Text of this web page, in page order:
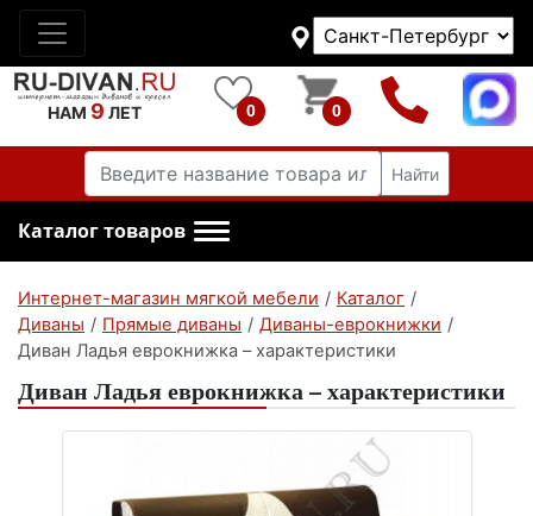
НАМ 9 ЛЕТ 0 0
Найти
Каталог товаров
Интернет-магазин мягкой мебели / Каталог /
Диваны / Прямые диваны / Диваны-еврокнижки /
Диван Ладья еврокнижка – характеристики
Диван Ладья еврокнижка – характеристики